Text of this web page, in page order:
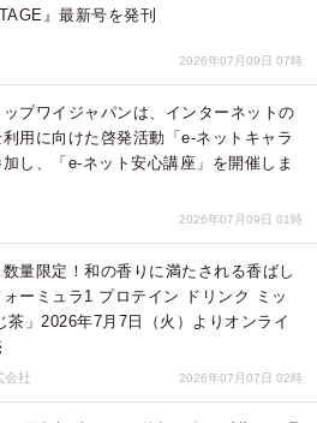
』最新号を発刊
2026年07月09日 07時
プワイジャパンは、インターネットの
用に向けた啓発活動「e-ネットキャラ
し、「e-ネット安心講座」を開催しま
2026年07月09日 01時
数量限定！和の香りに満たされる香ばし
ーミュラ1 プロテイン ドリンク ミッ
茶」2026年7月7日（火）よりオンライ
会社 2026年07月07日 02時